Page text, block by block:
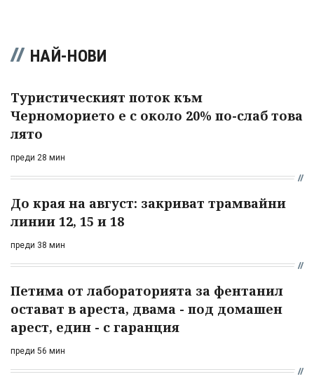
НАЙ-НОВИ
Туристическият поток към
Черноморието е с около 20% по-слаб това
лято
преди 28 мин
До края на август: закриват трамвайни
линии 12, 15 и 18
преди 38 мин
Петима от лабораторията за фентанил
остават в ареста, двама - под домашен
арест, един - с гаранция
преди 56 мин